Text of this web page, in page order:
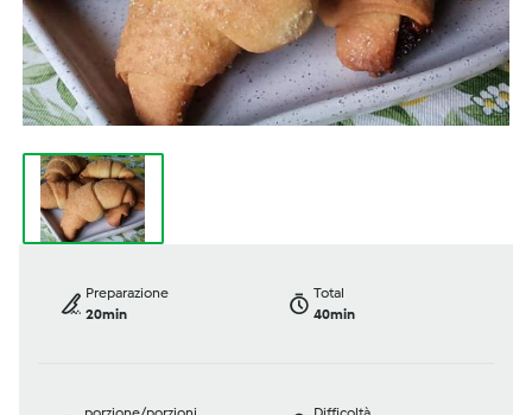
Preparazione
20min
Total
40min